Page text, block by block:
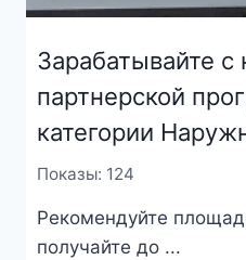
Зарабатывайте с
партнерской
категории
Показы: 124
Рекомендуйте
получайте до ...